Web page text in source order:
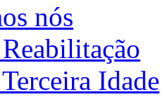
nós
Idade